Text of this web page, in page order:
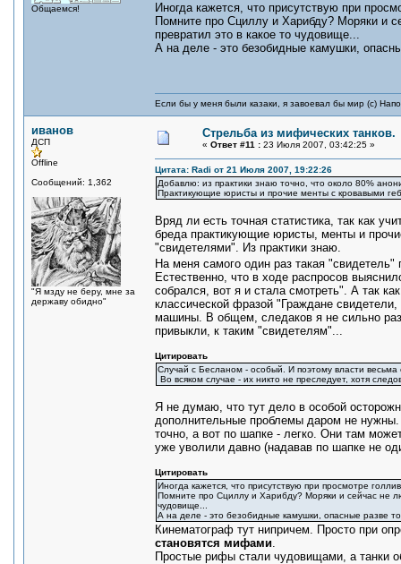
Общаемся!
Иногда кажется, что присутствую при
Помните про Сциллу и Харибду? Моряки и
превратил это в какое то чудовище...
А на деле - это безобидные камушки,
Если бы у меня были казаки, я завоевал бы мир (с)
иванов
ДСП
Offline
Сообщений: 1,362
"Я мзду не беру, мне за
державу обидно"
Стрельба из мифических танков.
« Ответ #11 : 23 Июля 2007, 03:42:25 »
Цитата: Radi от 21 Июля 2007, 19:22:26
Добавлю: из практики знаю точно, что около 80%
Практикующие юристы и прочие менты с кровавыми
Вряд ли есть точная статистика, так как
бреда практикующие юристы, менты и
"свидетелями". Из практики знаю.
На меня самого один раз такая
Естественно, что в ходе распросов
собрался, вот я и стала смотреть". А так
классической фразой "Граждане
машины. В общем, следаков я не сильно
привыкли, к таким "свидетелям"...
Цитировать
Случай с Бесланом - особый. И поэтому власти весьма
Во всяком случае - их никто не преследует, хотя
Я не думаю, что тут дело в особой
дополнительные проблемы даром не
точно, а вот по шапке - легко. Они там
уже уволили давно (надавав по шапке не
Цитировать
Иногда кажется, что присутствую при просмотре
Помните про Сциллу и Харибду? Моряки и сейчас не
чудовище...
А на деле - это безобидные камушки, опасные разве
Кинематограф тут нипричем. Просто при
становятся мифами.
Простые рифы стали чудовищами, а танки